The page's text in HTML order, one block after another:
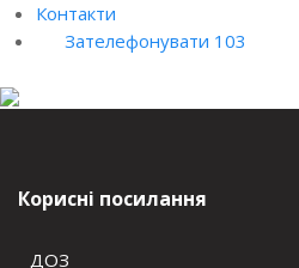
Контакти
Зателефонувати 103
Корисні посилання
ДОЗ